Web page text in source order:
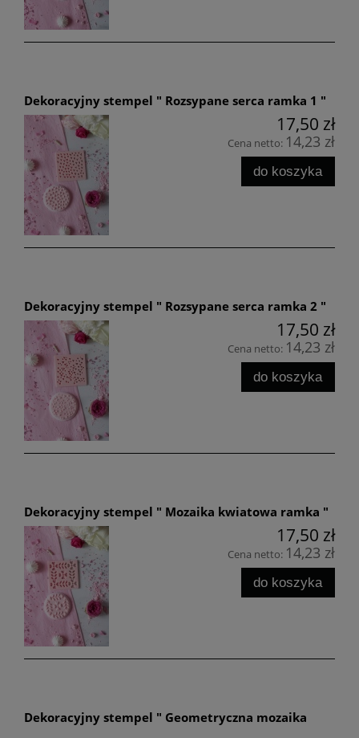
Dekoracyjny stempel " Rozsypane serca ramka 1 "
17,50 zł
Cena netto: 14,23 zł
do koszyka
Dekoracyjny stempel " Rozsypane serca ramka 2 "
17,50 zł
Cena netto: 14,23 zł
do koszyka
Dekoracyjny stempel " Mozaika kwiatowa ramka "
17,50 zł
Cena netto: 14,23 zł
do koszyka
Dekoracyjny stempel " Geometryczna mozaika